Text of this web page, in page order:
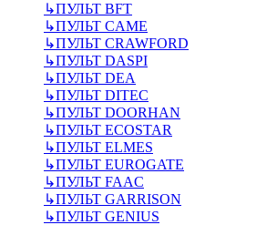
↳ПУЛЬТ BFT
↳ПУЛЬТ CAME
↳ПУЛЬТ CRAWFORD
↳ПУЛЬТ DASPI
↳ПУЛЬТ DEA
↳ПУЛЬТ DITEC
↳ПУЛЬТ DOORHAN
↳ПУЛЬТ ECOSTAR
↳ПУЛЬТ ELMES
↳ПУЛЬТ EUROGATE
↳ПУЛЬТ FAAC
↳ПУЛЬТ GARRISON
↳ПУЛЬТ GENIUS